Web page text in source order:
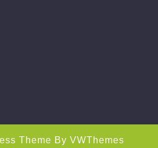
Theme By VWThemes